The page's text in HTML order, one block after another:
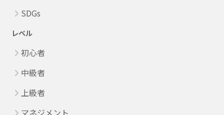
SDGs
レベル
初心者
中級者
上級者
マネジメント